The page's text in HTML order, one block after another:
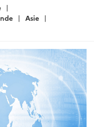
Asie